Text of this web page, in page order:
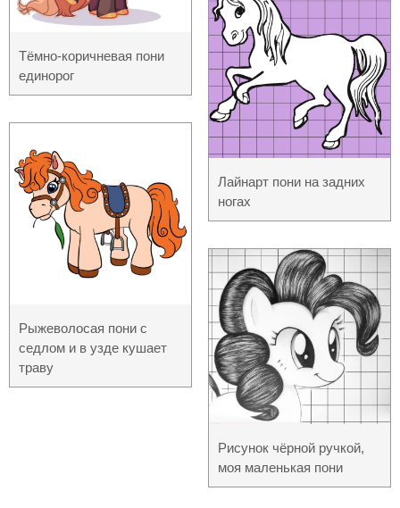
Тёмно-коричневая пони
единорог
Рыжеволосая пони с
седлом и в узде кушает
траву
Лайнарт пони на задних
ногах
Рисунок чёрной ручкой,
моя маленькая пони